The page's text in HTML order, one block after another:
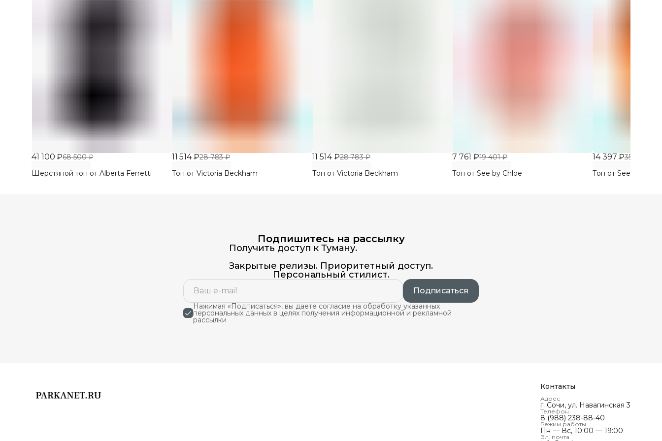
41 100 ₽68 500 ₽
Шерстяной топ от Alberta Ferretti
11 514 ₽28 783 ₽
Топ от Victoria Beckham
11 514 ₽28 783 ₽
Топ от Victoria Beckham
7 761 ₽19 401 ₽
Топ от See by Chloe
14 397 ₽35 991 ₽
Топ от See by Chloe
Подпишитесь на рассылку
Получить доступ к Туману.
Закрытые релизы. Приоритетный доступ.
Персональный стилист.
Подписаться
Нажимая «Подписаться», вы даете согласие на обработку указанных
персональных данных в целях получения информационной и рекламной
рассылки
Контакты
Адрес
г. Сочи, ул. Навагинская 3
Телефон
8 (988) 238-88-40
Режим работы
Пн — Вс, 10:00 — 19:00
Эл. почта